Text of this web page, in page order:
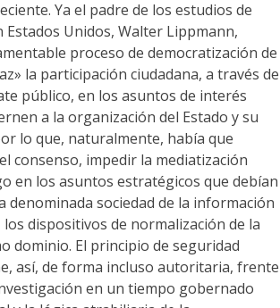
Ya el padre de los estudios de
Unidos, Walter Lippmann,
proceso de democratización de
la participación ciudadana, a través de
público, en los asuntos de interés
a la organización del Estado y su
lo que, naturalmente, había que
consenso, impedir la mediatización
en los asuntos estratégicos que debían
denominada sociedad de la información
dispositivos de normalización de la
dominio. El principio de seguridad
así, de forma incluso autoritaria, frente
en un tiempo gobernado